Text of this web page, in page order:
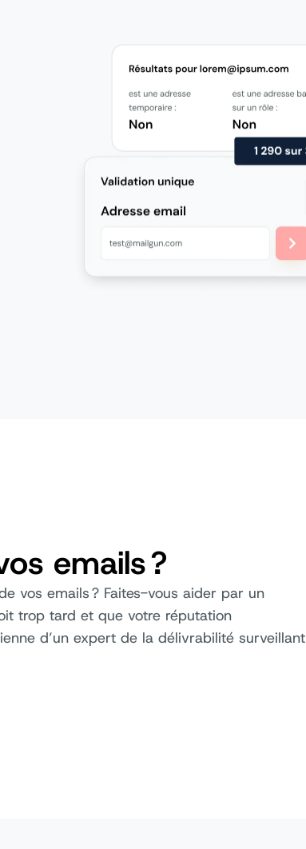
emails ?
vos emails ? Faites-vous aider par un
trop tard et que votre réputation
d’un expert de la délivrabilité surveillant